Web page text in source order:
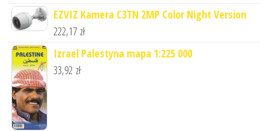
EZVIZ Kamera C3TN 2MP Color Night Version
222,17 zł
Izrael Palestyna mapa 1:225 000
33,92 zł